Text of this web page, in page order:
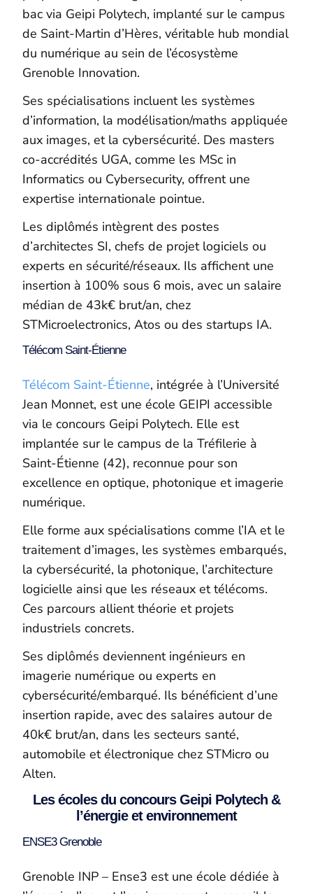
bac via Geipi Polytech, implanté sur le campus
de Saint-Martin d’Hères, véritable hub mondial
du numérique au sein de l’écosystème
Grenoble Innovation.
Ses spécialisations incluent les systèmes
d’information, la modélisation/maths appliquée
aux images, et la cybersécurité. Des masters
co-accrédités UGA, comme les MSc in
Informatics ou Cybersecurity, offrent une
expertise internationale pointue.
Les diplômés intègrent des postes
d’architectes SI, chefs de projet logiciels ou
experts en sécurité/réseaux. Ils affichent une
insertion à 100% sous 6 mois, avec un salaire
médian de 43k€ brut/an, chez
STMicroelectronics, Atos ou des startups IA.
Télécom Saint-Étienne
Télécom Saint-Étienne, intégrée à l’Université
Jean Monnet, est une école GEIPI accessible
via le concours Geipi Polytech. Elle est
implantée sur le campus de la Tréfilerie à
Saint-Étienne (42), reconnue pour son
excellence en optique, photonique et imagerie
numérique.
Elle forme aux spécialisations comme l’IA et le
traitement d’images, les systèmes embarqués,
la cybersécurité, la photonique, l’architecture
logicielle ainsi que les réseaux et télécoms.
Ces parcours allient théorie et projets
industriels concrets.
Ses diplômés deviennent ingénieurs en
imagerie numérique ou experts en
cybersécurité/embarqué. Ils bénéficient d’une
insertion rapide, avec des salaires autour de
40k€ brut/an, dans les secteurs santé,
automobile et électronique chez STMicro ou
Alten.
Les écoles du concours Geipi Polytech &
l’énergie et environnement
ENSE3 Grenoble
Grenoble INP – Ense3 est une école dédiée à